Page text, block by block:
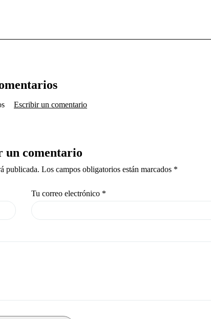
Escribir un comentario
un comentario
publicada. Los campos obligatorios están marcados *
Tu correo electrónico *